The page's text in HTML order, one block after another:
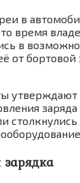
в
время
в
от
утверждают